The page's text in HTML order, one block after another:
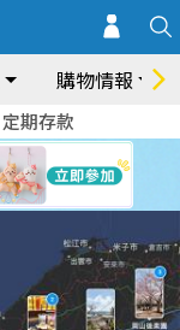
購物情報
定期存款